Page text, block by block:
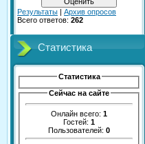
Результаты | Архив опросов
Всего ответов: 262
Статистика
Статистика
Сейчас на сайте
Онлайн всего: 1
Гостей: 1
Пользователей: 0